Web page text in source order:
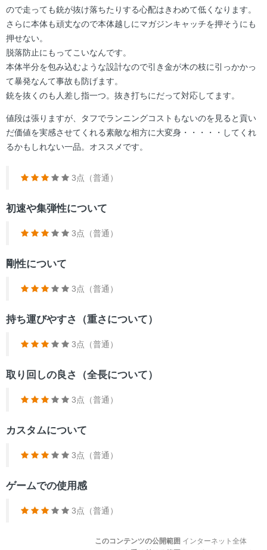
ので走っても銃が抜け落ちたりする心配はきわめて低くなります。
さらに本体も頑丈なので本体越しにマガジンキャッチを押そうにも
押せない。
脱落防止にもってこいなんです。
本体半分を包み込むような設計なので引き金が木の枝に引っかかっ
て暴発なんて事故も防げます。
銃を抜くのも人差し指一つ。抜き打ちにだって対応してます。
値段は張りますが、タフでランニングコストもないのを見ると貢い
だ価値を実感させてくれる素敵な相方に大変身・・・・・してくれ
るかもしれない一品。オススメです。
3点（普通）
初速や集弾性について
3点（普通）
剛性について
3点（普通）
持ち運びやすさ（重さについて）
3点（普通）
取り回しの良さ（全長について）
3点（普通）
カスタムについて
3点（普通）
ゲームでの使用感
3点（普通）
このコンテンツの公開範囲 インターネット全体